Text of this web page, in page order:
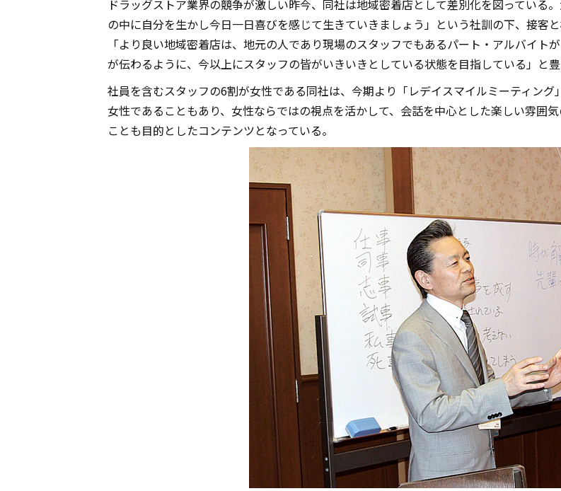
ドラッグストア業界の競争が激しい昨今、同社は地域密着店として差別化を図っている
の中に自分を生かし今日一日喜びを感じて生きていきましょう」という社訓の下、接客
「より良い地域密着店は、地元の人であり現場のスタッフでもあるパート・アルバイト
が伝わるように、今以上にスタッフの皆がいきいきとしている状態を目指している」と豊
社員を含むスタッフの6割が女性である同社は、今期より「レデイスマイルミーティン
女性であることもあり、女性ならではの視点を活かして、会話を中心とした楽しい雰囲
ことも目的としたコンテンツとなっている。